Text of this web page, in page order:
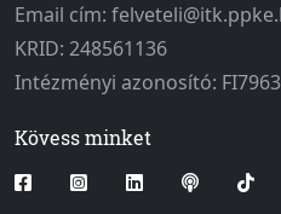
Email cím:
KRID: 248561136
Intézményi azonosító:
Kövess minket